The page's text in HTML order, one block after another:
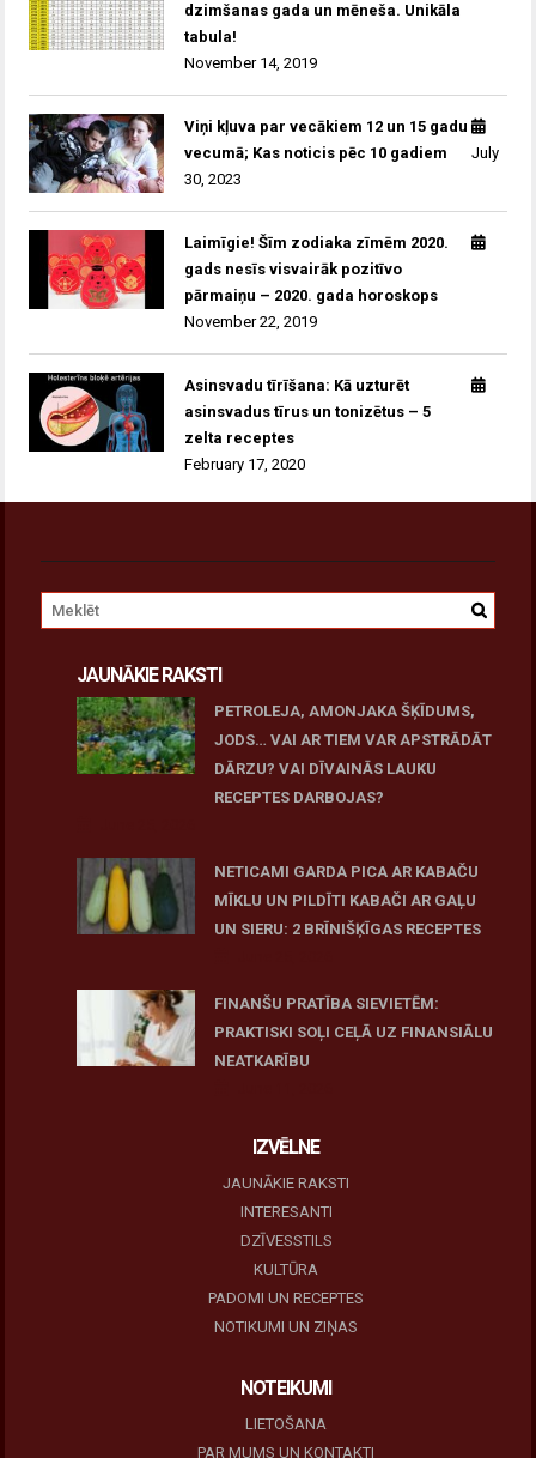
dzimšanas gada un mēneša. Unikāla
tabula!
November 14, 2019
Viņi kļuva par vecākiem 12 un 15 gadu
vecumā; Kas noticis pēc 10 gadiem
July
30, 2023
Laimīgie! Šīm zodiaka zīmēm 2020.
gads nesīs visvairāk pozitīvo
pārmaiņu – 2020. gada horoskops
November 22, 2019
Asinsvadu tīrīšana: Kā uzturēt
asinsvadus tīrus un tonizētus – 5
zelta receptes
February 17, 2020
JAUNĀKIE RAKSTI
PETROLEJA, AMONJAKA ŠĶĪDUMS,
JODS… VAI AR TIEM VAR APSTRĀDĀT
DĀRZU? VAI DĪVAINĀS LAUKU
RECEPTES DARBOJAS?
NETICAMI GARDA PICA AR KABAČU
MĪKLU UN PILDĪTI KABAČI AR GAĻU
UN SIERU: 2 BRĪNIŠĶĪGAS RECEPTES
FINANŠU PRATĪBA SIEVIETĒM:
PRAKTISKI SOĻI CEĻĀ UZ FINANSIĀLU
NEATKARĪBU
IZVĒLNE
JAUNĀKIE RAKSTI
INTERESANTI
DZĪVESSTILS
KULTŪRA
PADOMI UN RECEPTES
NOTIKUMI UN ZIŅAS
NOTEIKUMI
LIETOŠANA
PAR MUMS UN KONTAKTI